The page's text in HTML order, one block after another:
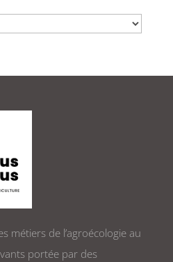
métiers de l’agroécologie au
portée par des